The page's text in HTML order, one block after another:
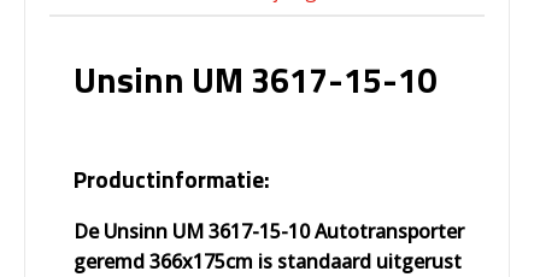
Unsinn UM 3617-15-10
Productinformatie:
De Unsinn UM 3617-15-10 Autotransporter
geremd 366x175cm is standaard uitgerust